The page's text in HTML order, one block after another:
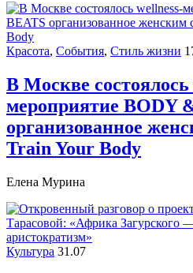
Красота, События, Стиль жизни
В Москве состоялось
мероприятие BODY
организованное
Train Your Body
Елена Мурина
Культура 31.07